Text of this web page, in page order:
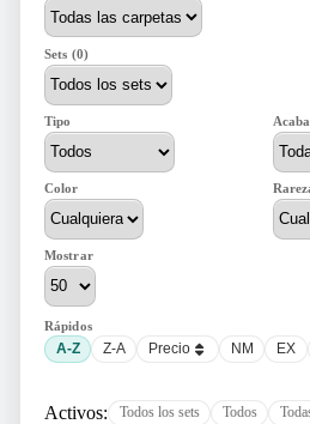
Sets (0)
Tipo
Color
Mostrar
Rápidos
A-Z Z-A Precio NM EX
Activos: Todos los sets Todos